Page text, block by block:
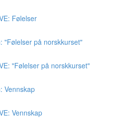
Følelser
"Følelser på norskkurset"
"Følelser på norskkurset"
Vennskap
Vennskap